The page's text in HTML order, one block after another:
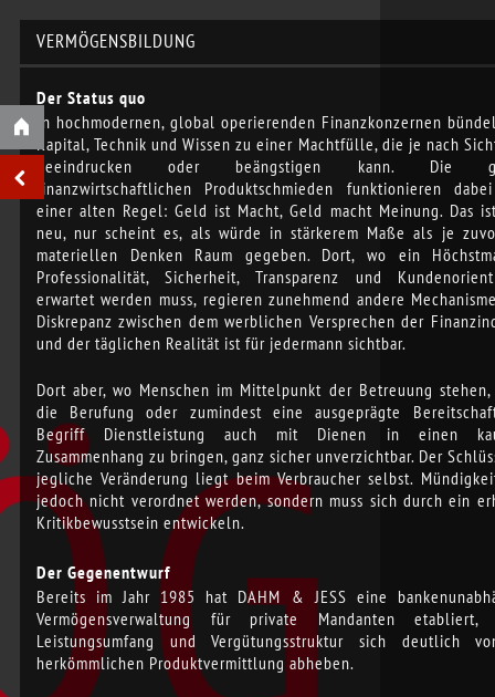
VERMÖGENSBILDUNG
Der Status quo
In hochmodernen, global operierenden Finanzkonzernen
Kapital, Technik und Wissen zu einer Machtfülle, die je nach
beeindrucken oder beängstigen kann. Die
finanzwirtschaftlichen Produktschmieden funktionieren
einer alten Regel: Geld ist Macht, Geld macht Meinung. Das
neu, nur scheint es, als würde in stärkerem Maße als je
materiellen Denken Raum gegeben. Dort, wo ein
Professionalität, Sicherheit, Transparenz und
erwartet werden muss, regieren zunehmend andere
Diskrepanz zwischen dem werblichen Versprechen der
und der täglichen Realität ist für jedermann sichtbar.
Dort aber, wo Menschen im Mittelpunkt der Betreuung
die Berufung oder zumindest eine ausgeprägte
Begriff Dienstleistung auch mit Dienen in einen
Zusammenhang zu bringen, ganz sicher unverzichtbar. Der
jegliche Veränderung liegt beim Verbraucher selbst.
jedoch nicht verordnet werden, sondern muss sich durch ein
Kritikbewusstsein entwickeln.
Der Gegenentwurf
Bereits im Jahr 1985 hat DAHM & JESS eine
Vermögensverwaltung für private Mandanten etabliert,
Leistungsumfang und Vergütungsstruktur sich deutlich
herkömmlichen Produktvermittlung abheben.